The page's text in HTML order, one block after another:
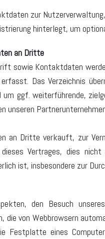
zur Nutzerverwaltung,
hinterlegt, um
an Dritte
sowie Kontaktdaten
Das Verzeichnis
um ggf. weiterführende,
unseren
an Dritte verkauft, zur
Vertrages, dies
ist, insbesondere zur
den Besuch
die von Webbrowsern
Festplatte eines